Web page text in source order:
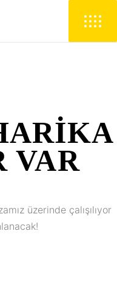
VAR
üzerinde çalışılıyor